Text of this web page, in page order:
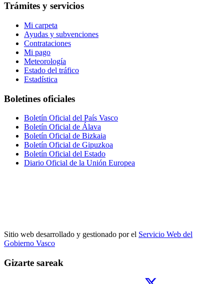
Trámites y servicios
Mi carpeta
Ayudas y subvenciones
Contrataciones
Mi pago
Meteorología
Estado del tráfico
Estadística
Boletines oficiales
Boletín Oficial del País Vasco
Boletín Oficial de Álava
Boletín Oficial de Bizkaia
Boletín Oficial de Gipuzkoa
Boletín Oficial del Estado
Diario Oficial de la Unión Europea
Sitio web desarrollado y gestionado por el Servicio Web del
Gobierno Vasco
Gizarte sareak